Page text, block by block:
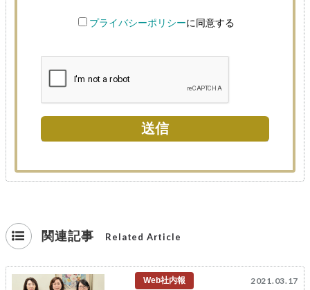
関連記事 Related Article
Web社内報 2021.03.17